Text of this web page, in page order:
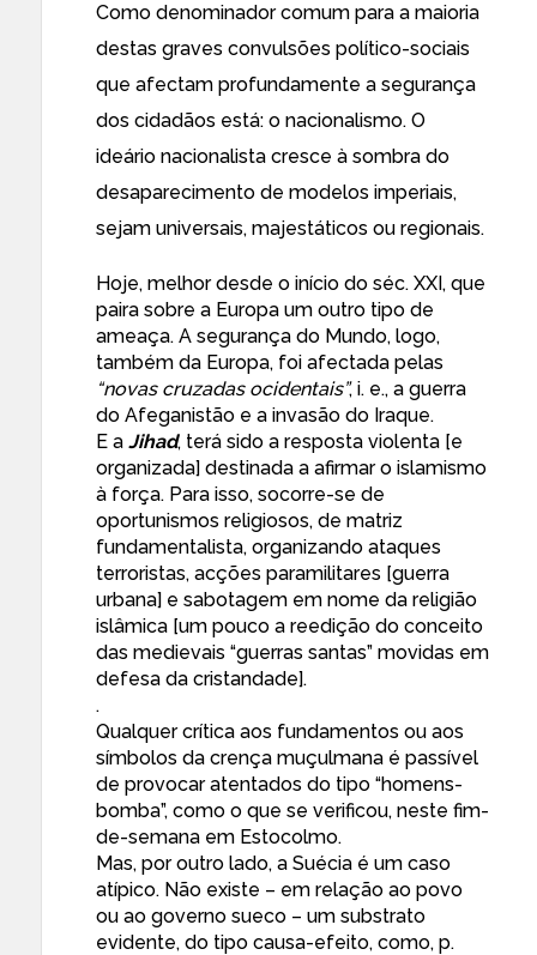
Como denominador comum para a maioria
destas graves convulsões político-sociais
que afectam profundamente a segurança
dos cidadãos está: o nacionalismo. O
ideário nacionalista cresce à sombra do
desaparecimento de modelos imperiais,
sejam universais, majestáticos ou regionais.
Hoje, melhor desde o início do séc. XXI, que
paira sobre a Europa um outro tipo de
ameaça. A segurança do Mundo, logo,
também da Europa, foi afectada pelas
“novas cruzadas ocidentais”, i. e., a guerra
do Afeganistão e a invasão do Iraque.
E a Jihad, terá sido a resposta violenta [e
organizada] destinada a afirmar o islamismo
à força. Para isso, socorre-se de
oportunismos religiosos, de matriz
fundamentalista, organizando ataques
terroristas, acções paramilitares [guerra
urbana] e sabotagem em nome da religião
islâmica [um pouco a reedição do conceito
das medievais “guerras santas” movidas em
defesa da cristandade].
.
Qualquer crítica aos fundamentos ou aos
símbolos da crença muçulmana é passível
de provocar atentados do tipo “homens-
bomba”, como o que se verificou, neste fim-
de-semana em Estocolmo.
Mas, por outro lado, a Suécia é um caso
atípico. Não existe – em relação ao povo
ou ao governo sueco – um substrato
evidente, do tipo causa-efeito, como, p.